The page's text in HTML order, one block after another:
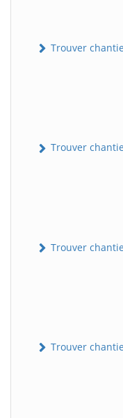
Trouver
Trouver
Trouver
Trouver